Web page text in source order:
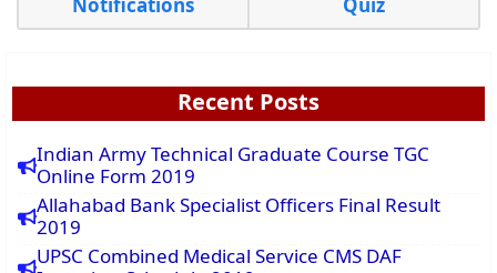
Notifications
Quiz
Recent Posts
Indian Army Technical Graduate Course TGC
Online Form 2019
Allahabad Bank Specialist Officers Final Result
2019
UPSC Combined Medical Service CMS DAF